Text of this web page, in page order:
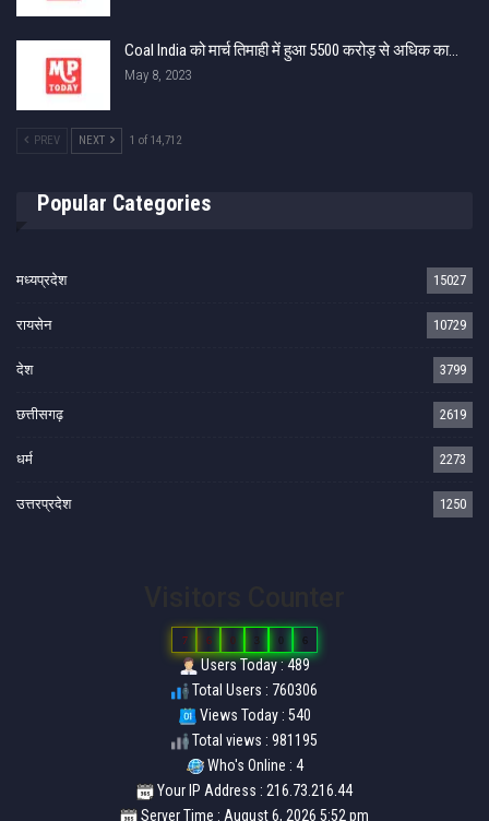
Coal India को मार्च तिमाही में हुआ 5500 करोड़ से अधिक का…
May 8, 2023
PREV NEXT 1 of 14,712
Popular Categories
मध्यप्रदेश 15027
रायसेन 10729
देश 3799
छत्तीसगढ़ 2619
धर्म 2273
उत्तरप्रदेश 1250
7 6 3 6
Users Today : 489
Total Users : 760306
Views Today : 540
Total views : 981195
Who's Online : 4
Your IP Address : 216.73.216.44
Server Time : August 6, 2026 5:52 pm